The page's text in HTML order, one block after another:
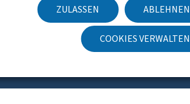
ZULASSEN ABLEHNEN
COOKIES VERWALTEN
Barrierefreiheit
Verwaltung der Cookies
Newsletter